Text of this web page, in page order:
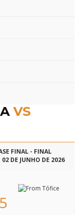
VS
FINAL - FINAL
02 DE JUNHO DE 2026